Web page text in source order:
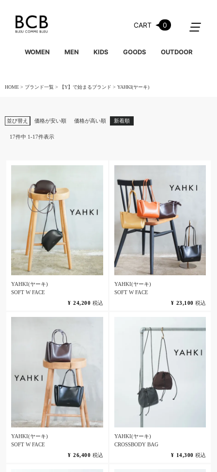
CART 0
WOMEN MEN KIDS GOODS OUTDOOR
HOME ブランド一覧 【Y】で始まるブランド YAHKI(ヤーキ)
並び替え 価格が安い順 価格が高い順 新着順
17件中 1-17件表示
YAHKI(ヤーキ)
SOFT W FACE
¥ 24,200 税込
YAHKI(ヤーキ)
SOFT W FACE
¥ 23,100 税込
YAHKI(ヤーキ)
SOFT W FACE
¥ 26,400 税込
YAHKI(ヤーキ)
CROSSBODY BAG
¥ 14,300 税込